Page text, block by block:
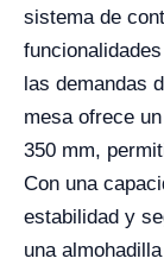
sistema de
las demandas
mesa ofrece
350 mm,
Con una
estabilidad y
una